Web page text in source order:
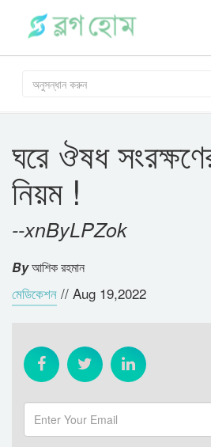
ঘরে ঔষধ
নিয়ম !
--xnByLPZok
Byআশিক রহমান
মেডিকেশন // Aug 19,2022